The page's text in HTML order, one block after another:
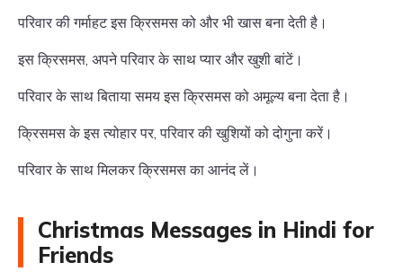
परिवार की गर्माहट इस क्रिसमस को और भी खास बना देती है।
इस क्रिसमस, अपने परिवार के साथ प्यार और खुशी बांटें।
परिवार के साथ बिताया समय इस क्रिसमस को अमूल्य बना देता है।
क्रिसमस के इस त्योहार पर, परिवार की खुशियों को दोगुना करें।
परिवार के साथ मिलकर क्रिसमस का आनंद लें।
Christmas Messages in Hindi for
Friends